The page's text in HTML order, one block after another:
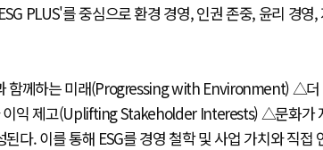
PLUS'를 중심으로 환경 경영, 인권 존중, 윤리 경
함께하는 미래(Progressing with Environment) △
익 제고(Uplifting Stakeholder Interests) △문화가
다. 이를 통해 ESG를 경영 철학 및 사업 가치와 직접